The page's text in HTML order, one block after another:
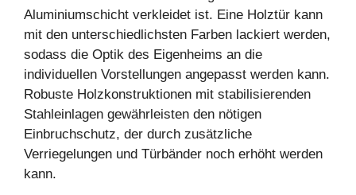
Aluminiumschicht verkleidet ist. Eine Holztür kann
mit den unterschiedlichsten Farben lackiert werden,
sodass die Optik des Eigenheims an die
individuellen Vorstellungen angepasst werden kann.
Robuste Holzkonstruktionen mit stabilisierenden
Stahleinlagen gewährleisten den nötigen
Einbruchschutz, der durch zusätzliche
Verriegelungen und Türbänder noch erhöht werden
kann.